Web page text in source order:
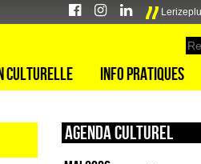
culturelle Info pratiques
Agenda culturel